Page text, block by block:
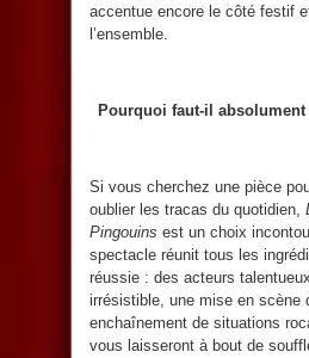
accentue encore le côté festif
l’ensemble.
Pourquoi faut-il
Si vous cherchez une pièce
oublier les tracas du quotidien,
Pingouins est un choix
spectacle réunit tous les
réussie : des acteurs
irrésistible, une mise en scène
enchaînement de situations
vous laisseront à bout de